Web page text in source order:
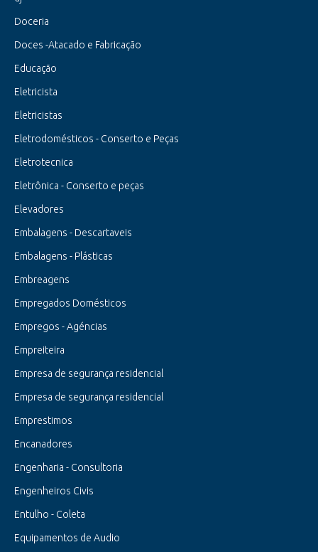
Doceria
Doces -Atacado e Fabricação
Educação
Eletricista
Eletricistas
Eletrodomésticos - Conserto e Peças
Eletrotecnica
Eletrônica - Conserto e peças
Elevadores
Embalagens - Descartaveis
Embalagens - Plásticas
Embreagens
Empregados Domésticos
Empregos - Agéncias
Empreiteira
Empresa de segurança residencial
Empresa de segurança residencial
Emprestimos
Encanadores
Engenharia - Consultoria
Engenheiros Civis
Entulho - Coleta
Equipamentos de Audio